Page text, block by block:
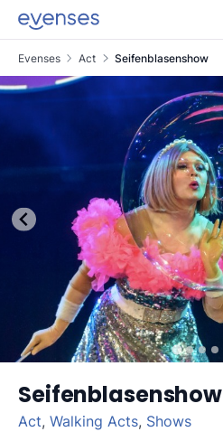
Evenses Act Seifenblasenshow
Seifenblasenshow
Act, Walking Acts, Shows